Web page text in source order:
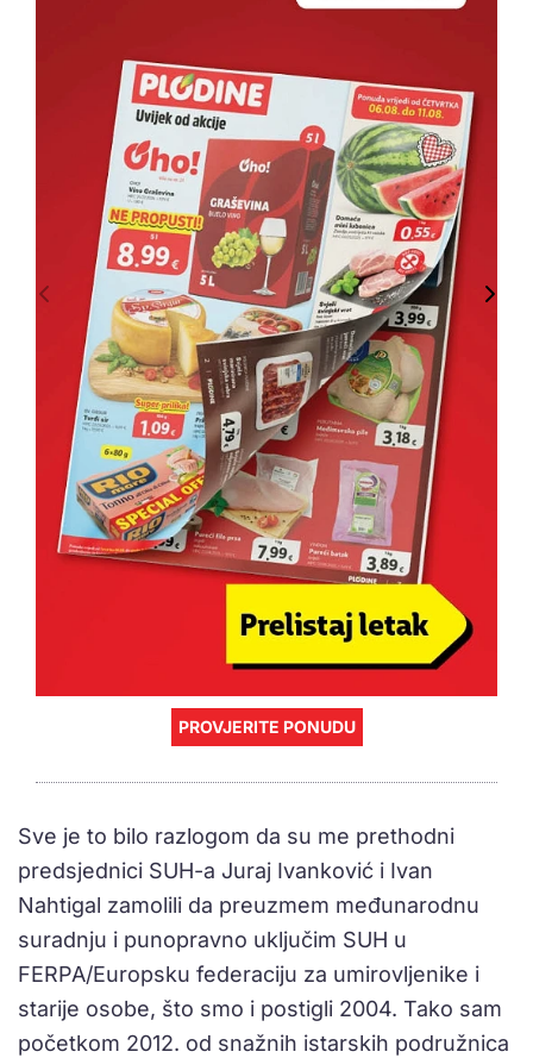
PROVJERITE PONUDU
Sve je to bilo razlogom da su me prethodni
predsjednici SUH-a Juraj Ivanković i Ivan
Nahtigal zamolili da preuzmem međunarodnu
suradnju i punopravno uključim SUH u
FERPA/Europsku federaciju za umirovljenike i
starije osobe, što smo i postigli 2004. Tako sam
početkom 2012. od snažnih istarskih podružnica